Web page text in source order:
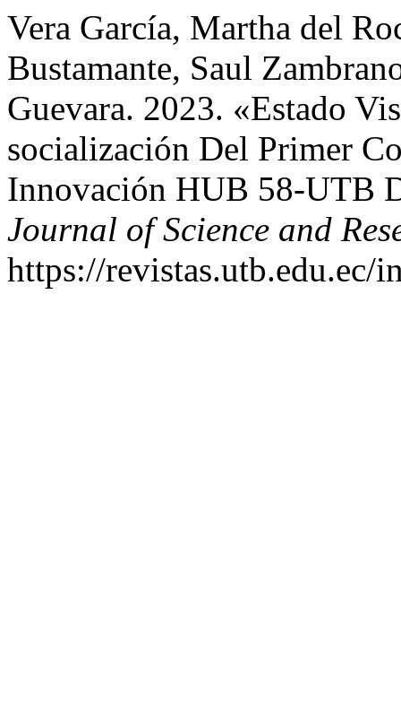
Vera García, Martha del
Bustamante, Saul
Guevara. 2023. «Estado
socialización Del Primer
Innovación HUB 58-UTB
Journal of Science and
https://revistas.utb.edu.ec/